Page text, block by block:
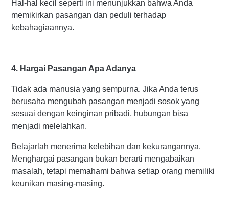
Hal-hal kecil seperti ini menunjukkan bahwa Anda
memikirkan pasangan dan peduli terhadap
kebahagiaannya.
4. Hargai Pasangan Apa Adanya
Tidak ada manusia yang sempurna. Jika Anda terus
berusaha mengubah pasangan menjadi sosok yang
sesuai dengan keinginan pribadi, hubungan bisa
menjadi melelahkan.
Belajarlah menerima kelebihan dan kekurangannya.
Menghargai pasangan bukan berarti mengabaikan
masalah, tetapi memahami bahwa setiap orang memiliki
keunikan masing-masing.